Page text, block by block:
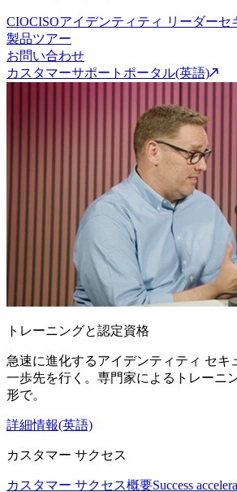
CIOCISOアイデンティティ リーダーセ
製品ツアー
お問い合わせ
カスタマーサポートポータル(英語)
トレーニングと認定資格
急速に進化するアイデンティティ セキ
一歩先を行く。専門家によるトレーニ
形で。
詳細情報(英語)
カスタマー サクセス
カスタマー サクセス概要Success